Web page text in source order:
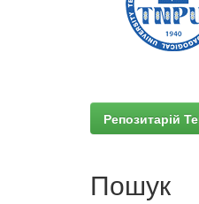
Репозитарій
Пошук